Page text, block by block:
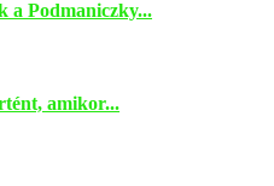
a Podmaniczky...
amikor...